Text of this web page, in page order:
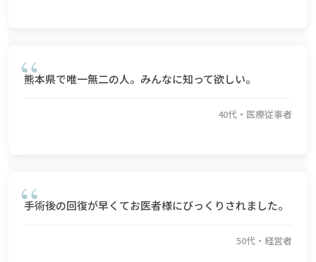
熊本県で唯一無二の人。みんなに知って欲しい。
40代・医療従事者
手術後の回復が早くてお医者様にびっくりされました。
50代・経営者